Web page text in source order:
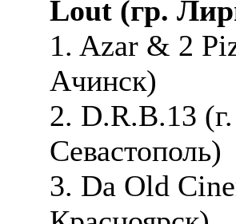
Lout (гр.
1. Azar & 2
Ачинск)
2. D.R.B.13 (г.
Севастополь)
3. Da Old